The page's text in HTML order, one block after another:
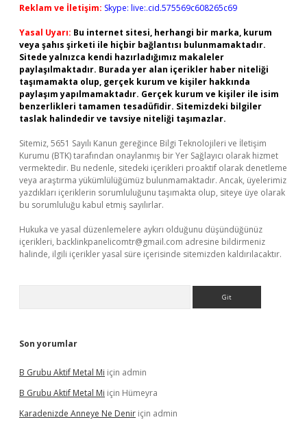
Reklam ve İletişim: Skype: live:.cid.575569c608265c69
Yasal Uyarı: Bu internet sitesi, herhangi bir marka, kurum
veya şahıs şirketi ile hiçbir bağlantısı bulunmamaktadır.
Sitede yalnızca kendi hazırladığımız makaleler
paylaşılmaktadır. Burada yer alan içerikler haber niteliği
taşımamakta olup, gerçek kurum ve kişiler hakkında
paylaşım yapılmamaktadır. Gerçek kurum ve kişiler ile isim
benzerlikleri tamamen tesadüfidir. Sitemizdeki bilgiler
taslak halindedir ve tavsiye niteliği taşımazlar.
Sitemiz, 5651 Sayılı Kanun gereğince Bilgi Teknolojileri ve İletişim
Kurumu (BTK) tarafından onaylanmış bir Yer Sağlayıcı olarak hizmet
vermektedir. Bu nedenle, sitedeki içerikleri proaktif olarak denetleme
veya araştırma yükümlülüğümüz bulunmamaktadır. Ancak, üyelerimiz
yazdıkları içeriklerin sorumluluğunu taşımakta olup, siteye üye olarak
bu sorumluluğu kabul etmiş sayılırlar.
Hukuka ve yasal düzenlemelere aykırı olduğunu düşündüğünüz
içerikleri, backlinkpanelicomtr@gmail.com adresine bildirmeniz
halinde, ilgili içerikler yasal süre içerisinde sitemizden kaldırılacaktır.
Son yorumlar
B Grubu Aktif Metal Mi için admin
B Grubu Aktif Metal Mi için Hümeyra
Karadenizde Anneye Ne Denir için admin